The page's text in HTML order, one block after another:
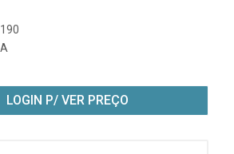
LOGIN P/ VER PREÇO